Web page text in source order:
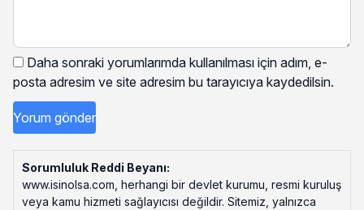
Daha sonraki yorumlarımda kullanılması için adım, e-
posta adresim ve site adresim bu tarayıcıya kaydedilsin.
Sorumluluk Reddi Beyanı:
www.isinolsa.com, herhangi bir devlet kurumu, resmi kuruluş
veya kamu hizmeti sağlayıcısı değildir. Sitemiz, yalnızca